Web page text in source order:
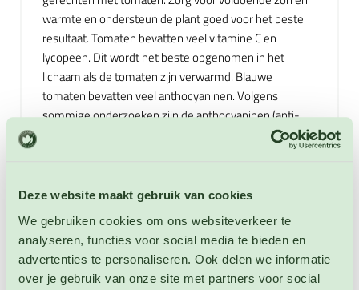
Deze website maakt gebruik van cookies
We gebruiken cookies om ons websiteverkeer te
analyseren, functies voor social media te bieden en
advertenties te personaliseren. Ook delen we informatie
over je gebruik van onze site met partners voor social
warmte en ondersteun de plant goed voor het beste
resultaat. Tomaten bevatten veel vitamine C en
lycopeen. Dit wordt het beste opgenomen in het
lichaam als de tomaten zijn verwarmd. Blauwe
tomaten bevatten veel anthocyaninen. Volgens
sommige onderzoeken zijn de anthocyaninen (anti-
oxidanten) die de paarse kleur veroorzaken bij deze
tomaten zeer gezond. Deze gezondheidsvoordelen
bloedsuikerregelen, bescherming tegen kanker,
eenjarige. Hoogte: 200 - 250 cm.
Extra informatie